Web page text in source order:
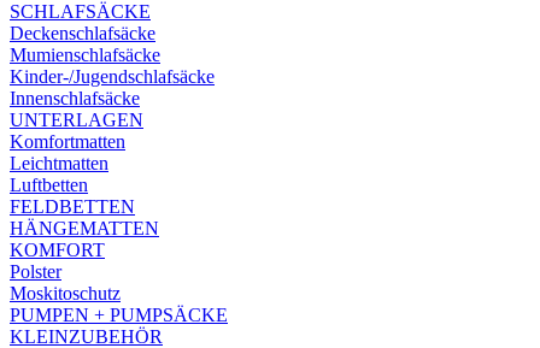
SCHLAFSÄCKE
Deckenschlafsäcke
Mumienschlafsäcke
Kinder-/Jugendschlafsäcke
Innenschlafsäcke
UNTERLAGEN
Komfortmatten
Leichtmatten
Luftbetten
FELDBETTEN
HÄNGEMATTEN
KOMFORT
Polster
Moskitoschutz
PUMPEN + PUMPSÄCKE
KLEINZUBEHÖR